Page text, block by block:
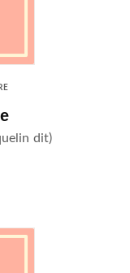
dit)